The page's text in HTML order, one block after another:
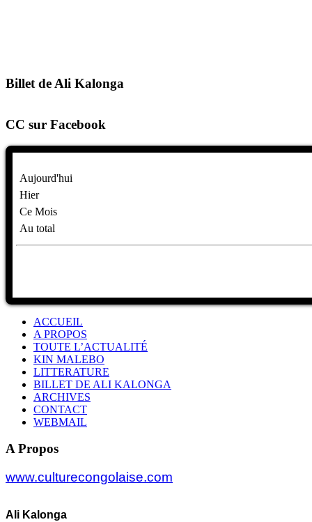
Billet de Ali Kalonga
CC sur Facebook
Aujourd'hui
Hier
Ce Mois
Au total
ACCUEIL
A PROPOS
TOUTE L’ACTUALITÉ
KIN MALEBO
LITTERATURE
BILLET DE ALI KALONGA
ARCHIVES
CONTACT
WEBMAIL
A Propos
www.culturecongolaise.com
Ali Kalonga